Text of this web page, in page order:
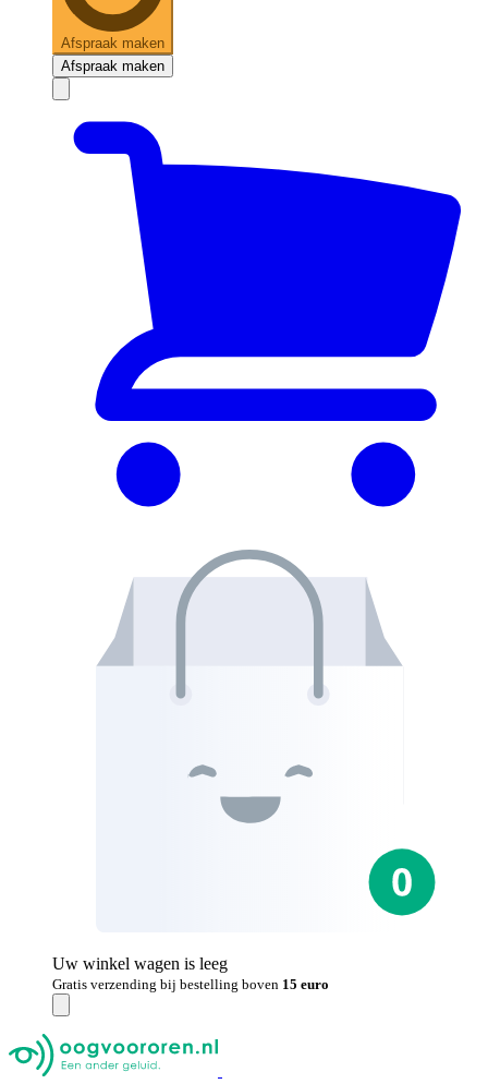
Afspraak maken
Afspraak maken
Uw winkel wagen is leeg
Gratis verzending bij bestelling boven 15 euro